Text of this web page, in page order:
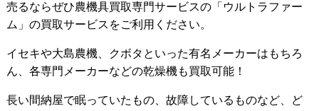
売るならぜひ農機具買取専門サービスの「ウルトラファー
ム」の買取サービスをご利用ください。
イセキや大島農機、クボタといった有名メーカーはもちろ
ん、各専門メーカーなどの乾燥機も買取可能！
長い間納屋で眠っていたもの、故障しているものなど、ど